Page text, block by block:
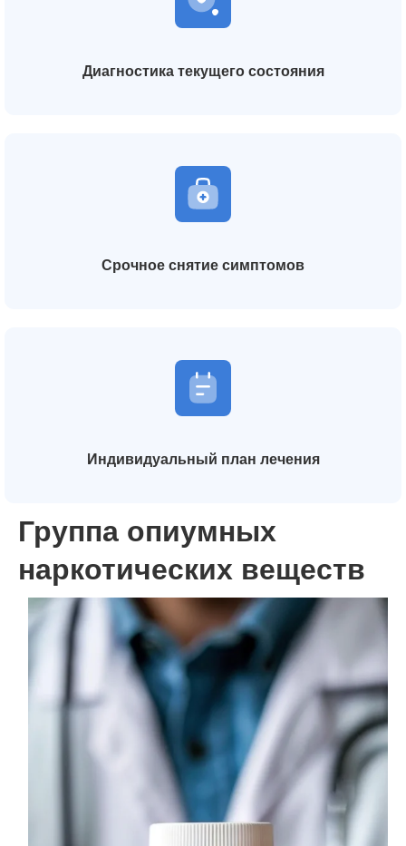
Диагностика текущего состояния
Срочное снятие симптомов
Индивидуальный план лечения
Группа опиумных
наркотических веществ